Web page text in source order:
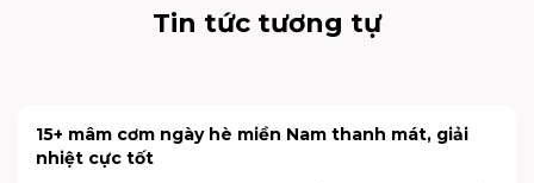
Tin tức tương tự
15+ mâm cơm ngày hè miền Nam thanh mát, giải
nhiệt cực tốt